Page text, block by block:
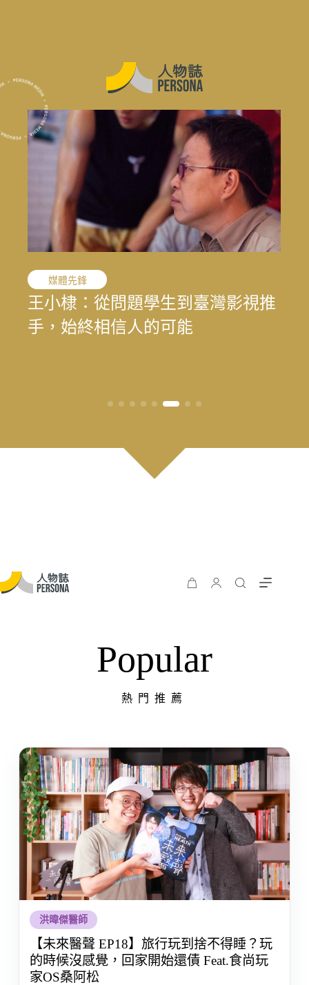
花蓮震後專題
結合地方創生與文化生態的永續旅
遊 重塑花蓮觀光新模式
職人精神
「我的課題不是變成女人，而是成
為我喜歡的自己」——最美律師樂
閱讀推薦
東野圭吾 4 本經典必讀：不只是推
理，隱藏書中的還有人性的溫柔與
敘事醫學
寫下病房裡沒說出口的心情：林口
長庚醫院兒童過敏氣喘風溼科主治
職人精神
文史收藏家劉國煒，在泛黃文史資
料中，續留臺灣樂壇過往風華
演藝人生
一雙鼓棒敲過一甲子，「台灣鼓
王」黃瑞豐見證臺灣主流音樂的時
媒體先鋒
王小棣：從問題學生到臺灣影視推
手，始終相信人的可能
花蓮震後專題
太魯閣按下暫停鍵後，花蓮觀光何
時再現榮景？震後兩年，觀光與永
花蓮震後專題
結合地方創生與文化生態的永續旅
遊 重塑花蓮觀光新模式
職人精神
「我的課題不是變成女人，而是成
為我喜歡的自己」——最美律師樂
Popular
熱門推薦
洪暐傑醫師
【未來醫聲 EP18】旅行玩到捨不得睡？玩
的時候沒感覺，回家開始還債 Feat.食尚玩
家OS桑阿松